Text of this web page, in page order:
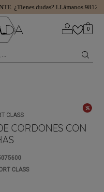
¿Tienes dudas? LLámanos
0
CORDONES CON
CLASS